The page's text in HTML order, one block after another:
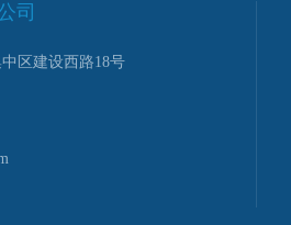
司
区建设西路18号